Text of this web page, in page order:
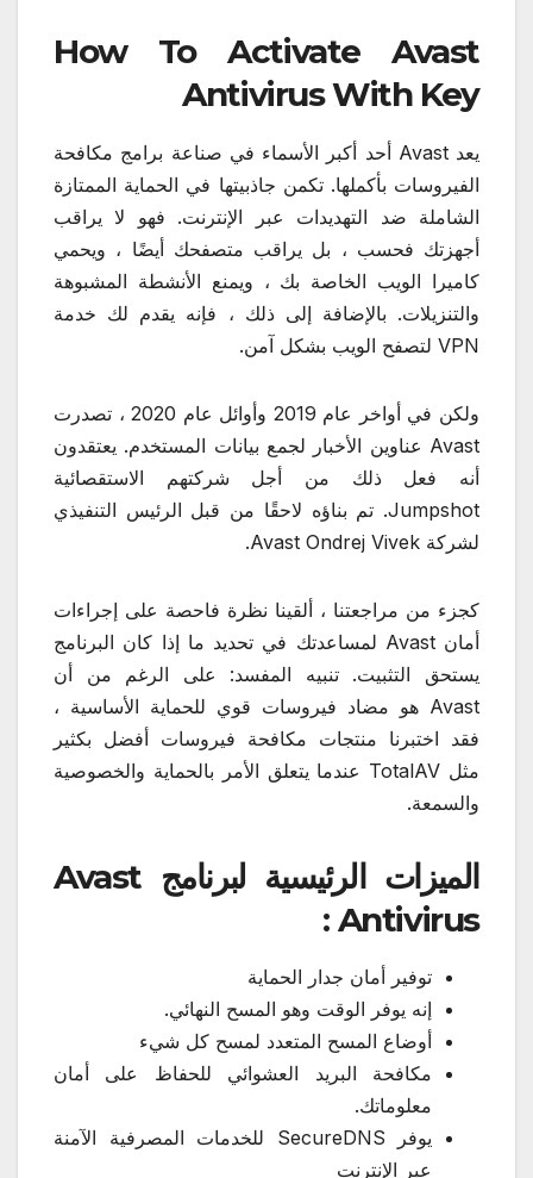
How To Activate Avast
Antivirus With Key
يعد Avast أحد أكبر الأسماء في صناعة برامج مكافحة
الفيروسات بأكملها. تكمن جاذبيتها في الحماية الممتازة
الشاملة ضد التهديدات عبر الإنترنت. فهو لا يراقب
أجهزتك فحسب ، بل يراقب متصفحك أيضًا ، ويحمي
كاميرا الويب الخاصة بك ، ويمنع الأنشطة المشبوهة
والتنزيلات. بالإضافة إلى ذلك ، فإنه يقدم لك خدمة
VPN لتصفح الويب بشكل آمن.
ولكن في أواخر عام 2019 وأوائل عام 2020 ، تصدرت
Avast عناوين الأخبار لجمع بيانات المستخدم. يعتقدون
أنه فعل ذلك من أجل شركتهم الاستقصائية
Jumpshot. تم بناؤه لاحقًا من قبل الرئيس التنفيذي
لشركة Avast Ondrej Vivek.
كجزء من مراجعتنا ، ألقينا نظرة فاحصة على إجراءات
أمان Avast لمساعدتك في تحديد ما إذا كان البرنامج
يستحق التثبيت. تنبيه المفسد: على الرغم من أن
Avast هو مضاد فيروسات قوي للحماية الأساسية ،
فقد اختبرنا منتجات مكافحة فيروسات أفضل بكثير
مثل TotalAV عندما يتعلق الأمر بالحماية والخصوصية
والسمعة.
الميزات الرئيسية لبرنامج Avast
Antivirus :
توفير أمان جدار الحماية
إنه يوفر الوقت وهو المسح النهائي.
أوضاع المسح المتعدد لمسح كل شيء
مكافحة البريد العشوائي للحفاظ على أمان
معلوماتك.
يوفر SecureDNS للخدمات المصرفية الآمنة
عبر الإنترنت